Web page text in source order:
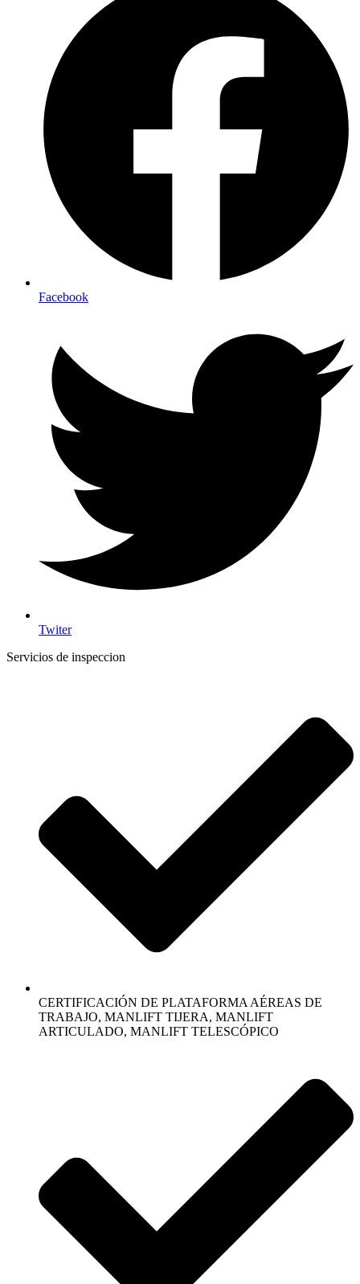
Facebook
Twiter
Servicios de inspeccion
CERTIFICACIÓN DE PLATAFORMA AÉREAS DE
TRABAJO, MANLIFT TIJERA, MANLIFT
ARTICULADO, MANLIFT TELESCÓPICO